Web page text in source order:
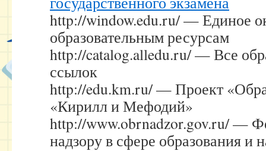
http://window.edu.ru/ — Единое
образовательным ресурсам
http://catalog.alledu.ru/ — Все
ссылок
http://edu.km.ru/ — Проект
«Кирилл и Мефодий»
http://www.obrnadzor.gov.ru/ —
надзору в сфере образования и